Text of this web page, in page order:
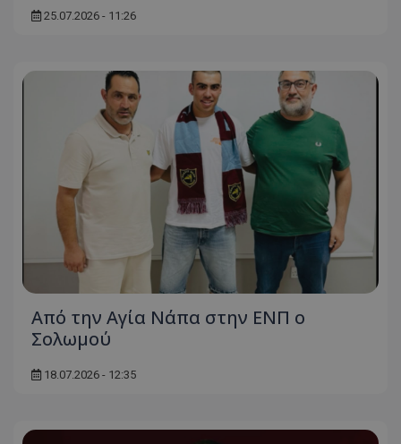
25.07.2026 - 11:26
Από την Αγία Νάπα στην ΕΝΠ ο
Σολωμού
18.07.2026 - 12:35